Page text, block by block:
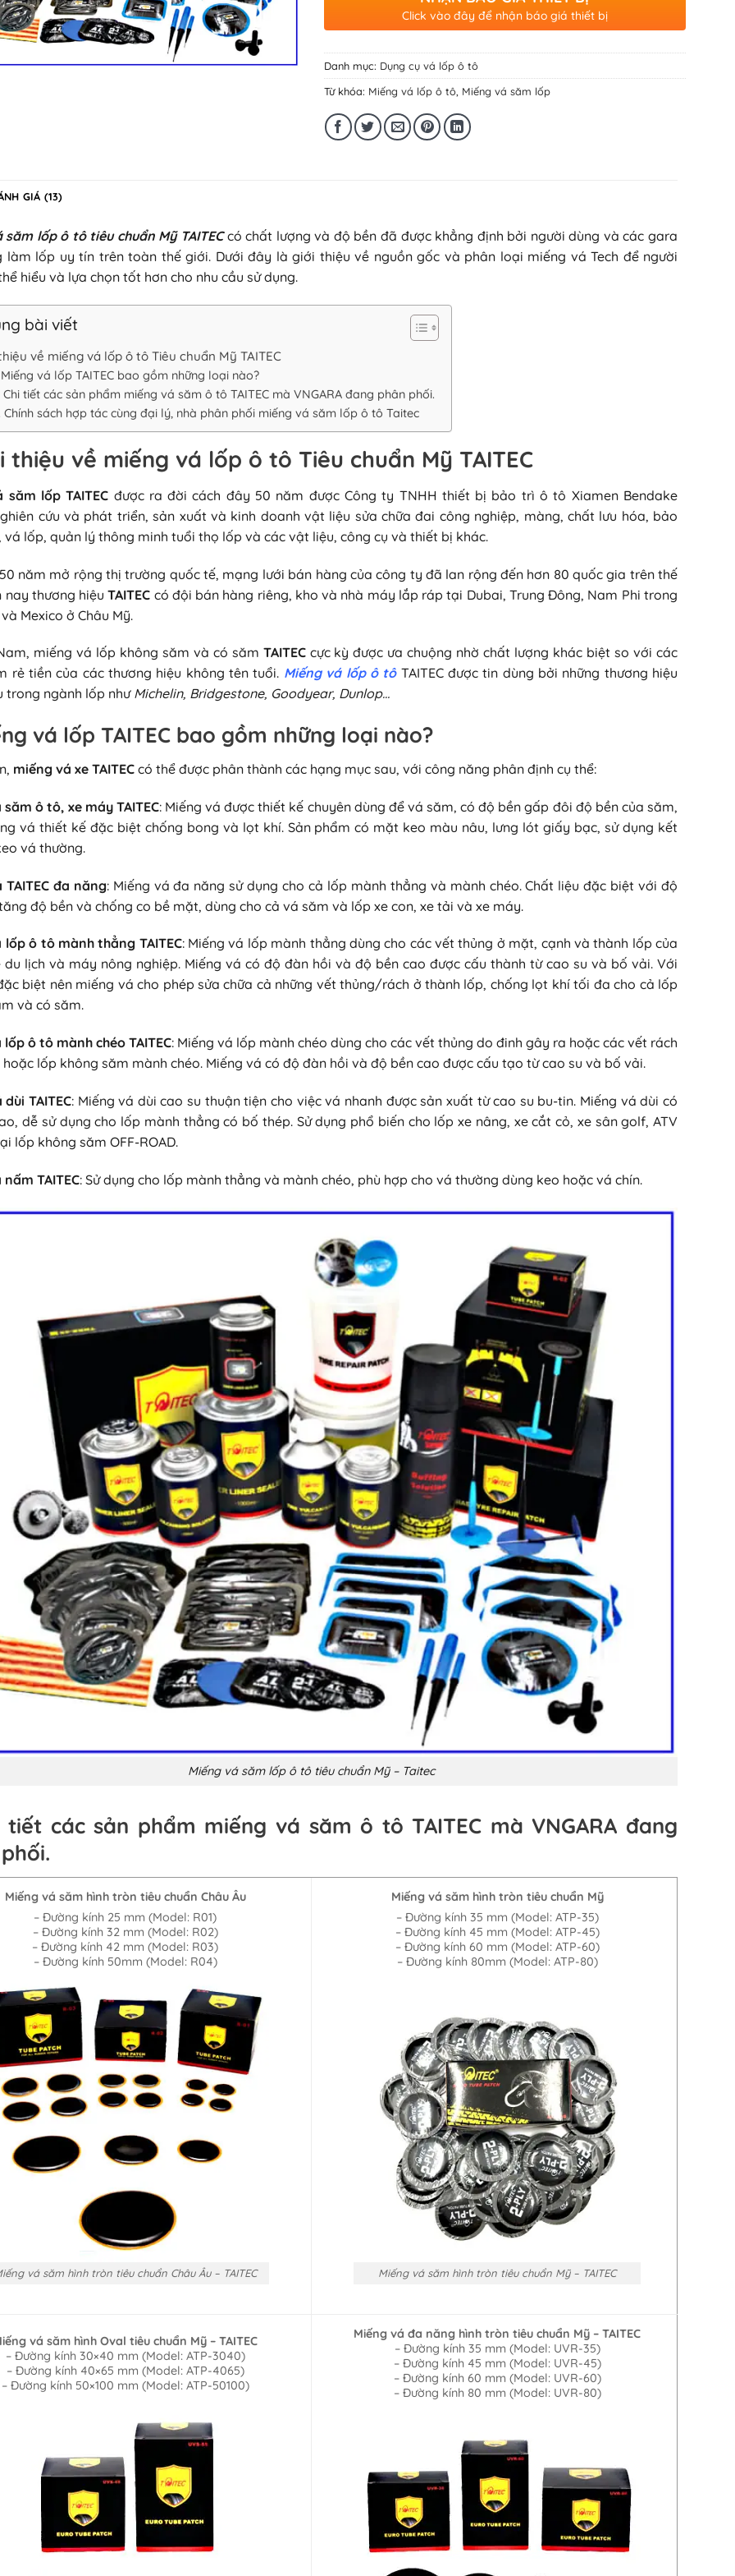
Click vào đây để nhận báo giá thiết bị
Danh mục: Dụng cụ vá lốp ô tô
Từ khóa: Miếng vá lốp ô tô, Miếng vá săm lốp
GIÁ (13)
săm lốp ô tô tiêu chuẩn Mỹ TAITECcó chất lượng và độ bền đã được khẳng định bởi người dùng và các gara
làm lốp uy tín trên toàn thế giới. Dưới đây là giới thiệu về nguồn gốc và phân loại miếng vá Tech để người
hiểu và lựa chọn tốt hơn cho nhu cầu sử dụng.
bài viết
về miếng vá lốp ô tô Tiêu chuẩn Mỹ TAITEC
vá lốp TAITEC bao gồm những loại nào?
Chi tiết các sản phẩm miếng vá săm ô tô TAITEC mà VNGARA đang phân phối.
Chính sách hợp tác cùng đại lý, nhà phân phối miếng vá săm lốp ô tô Taitec
thiệu về miếng vá lốp ô tô Tiêu chuẩn Mỹ TAITEC
săm lốp TAITEC được ra đời cách đây 50 năm được Công ty TNHH thiết bị bảo trì ô tô Xiamen Bendake
cứu và phát triển, sản xuất và kinh doanh vật liệu sửa chữa đai công nghiệp, màng, chất lưu hóa, bảo
vá lốp, quản lý thông minh tuổi thọ lốp và các vật liệu, công cụ và thiết bị khác.
năm mở rộng thị trường quốc tế, mạng lưới bán hàng của công ty đã lan rộng đến hơn 80 quốc gia trên thế
nay thương hiệuTAITEC có đội bán hàng riêng, kho và nhà máy lắp ráp tại Dubai, Trung Đông, Nam Phi trong
Mexico ở Châu Mỹ.
miếng vá lốp không săm và có săm TAITECcực kỳ được ưa chuộng nhờ chất lượng khác biệt so với các
rẻ tiền của các thương hiệu không tên tuổi. Miếng vá lốp ô tôTAITEC được tin dùng bởi những thương hiệu
trong ngành lốp như Michelin, Bridgestone, Goodyear, Dunlop…
vá lốp TAITEC bao gồm những loại nào?
miếng vá xe TAITEC có thể được phân thành các hạng mục sau, với công năng phân định cụ thể:
ô tô, xe máy TAITEC: Miếng vá được thiết kế chuyên dùng để vá săm, có độ bền gấp đôi độ bền của săm,
vá thiết kế đặc biệt chống bong và lọt khí. Sản phẩm có mặt keo màu nâu, lưng lót giấy bạc, sử dụng kết
vá thường.
TAITEC đa năng: Miếng vá đa năng sử dụng cho cả lốp mành thẳng và mành chéo. Chất liệu đặc biệt với độ
độ bền và chống co bề mặt, dùng cho cả vá săm và lốp xe con, xe tải và xe máy.
lốp ô tô mành thẳng TAITEC: Miếng vá lốp mành thẳng dùng cho các vết thủng ở mặt, cạnh và thành lốp của
du lịch và máy nông nghiệp. Miếng vá có độ đàn hồi và độ bền cao được cấu thành từ cao su và bố vải. Với
biệt nên miếng vá cho phép sửa chữa cả những vết thủng/rách ở thành lốp, chống lọt khí tối đa cho cả lốp
và có săm.
ô tô mành chéo TAITEC: Miếng vá lốp mành chéo dùng cho các vết thủng do đinh gây ra hoặc các vết rách
lốp không săm mành chéo. Miếng vá có độ đàn hồi và độ bền cao được cấu tạo từ cao su và bố vải.
TAITEC: Miếng vá dùi cao su thuận tiện cho việc vá nhanh được sản xuất từ cao su bu-tin. Miếng vá dùi có
dễ sử dụng cho lốp mành thẳng có bố thép. Sử dụng phổ biến cho lốp xe nâng, xe cắt cỏ, xe sân golf, ATV
lốp không săm OFF-ROAD.
TAITEC: Sử dụng cho lốp mành thẳng và mành chéo, phù hợp cho vá thường dùng keo hoặc vá chín.
Miếng vá săm lốp ô tô tiêu chuẩn Mỹ – Taitec
tiết các sản phẩm miếng vá săm ô tô TAITEC mà VNGARA đang
Miếng vá săm hình tròn tiêu chuẩn Châu Âu
– Đường kính 25 mm (Model: R01)
– Đường kính 32 mm (Model: R02)
– Đường kính 42 mm (Model: R03)
– Đường kính 50mm (Model: R04)
vá săm hình tròn tiêu chuẩn Châu Âu – TAITEC
Miếng vá săm hình tròn tiêu chuẩn Mỹ
– Đường kính 35 mm (Model: ATP-35)
– Đường kính 45 mm (Model: ATP-45)
– Đường kính 60 mm (Model: ATP-60)
– Đường kính 80mm (Model: ATP-80)
Miếng vá săm hình tròn tiêu chuẩn Mỹ – TAITEC
vá săm hình Oval tiêu chuẩn Mỹ – TAITEC
– Đường kính 30×40 mm (Model: ATP-3040)
– Đường kính 40×65 mm (Model: ATP-4065)
– Đường kính 50×100 mm (Model: ATP-50100)
Miếng vá đa năng hình tròn tiêu chuẩn Mỹ – TAITEC
– Đường kính 35 mm (Model: UVR-35)
– Đường kính 45 mm (Model: UVR-45)
– Đường kính 60 mm (Model: UVR-60)
– Đường kính 80 mm (Model: UVR-80)